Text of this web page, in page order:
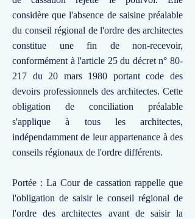
considère que l'absence de saisine préalable
du conseil régional de l'ordre des architectes
constitue une fin de non-recevoir,
conformément à l'article 25 du décret n° 80-
217 du 20 mars 1980 portant code des
devoirs professionnels des architectes. Cette
obligation de conciliation préalable
s'applique à tous les architectes,
indépendamment de leur appartenance à des
conseils régionaux de l'ordre différents.
Portée : La Cour de cassation rappelle que
l'obligation de saisir le conseil régional de
l'ordre des architectes avant de saisir la